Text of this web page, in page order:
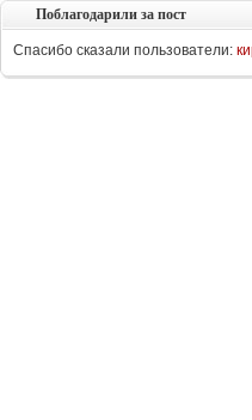
Поблагодарили за пост
Спасибо сказали пользователи: